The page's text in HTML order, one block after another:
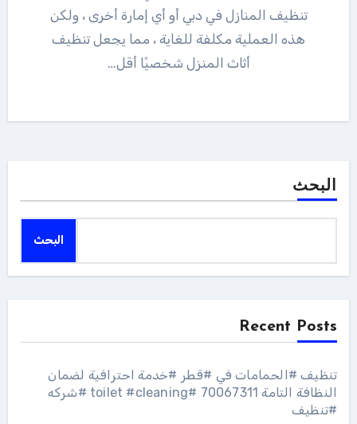
تنظيف المنازل في دبي أو أي إمارة أخرى ، ولكن
هذه العملية مكلفة للغاية ، مما يجعل تنظيف
أثاث المنزل شخصيًا أقل…
البحث
البحث
Recent Posts
تنظيف #الحمامات في #قطر #خدمة احترافية لضمان
النظافة التامة 70067311 #toilet #cleaning #شركه
#تنظيف